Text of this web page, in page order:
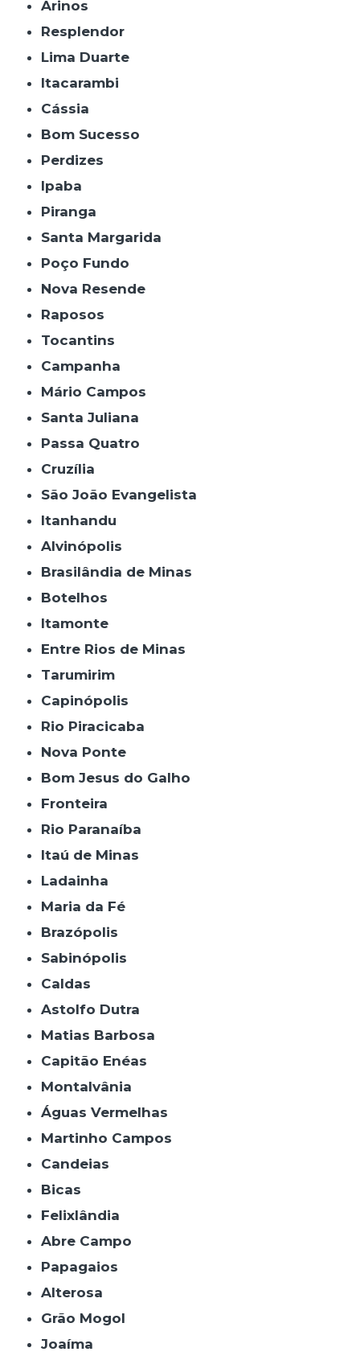
Arinos
Resplendor
Lima Duarte
Itacarambi
Cássia
Bom Sucesso
Perdizes
Ipaba
Piranga
Santa Margarida
Poço Fundo
Nova Resende
Raposos
Tocantins
Campanha
Mário Campos
Santa Juliana
Passa Quatro
Cruzília
São João Evangelista
Itanhandu
Alvinópolis
Brasilândia de Minas
Botelhos
Itamonte
Entre Rios de Minas
Tarumirim
Capinópolis
Rio Piracicaba
Nova Ponte
Bom Jesus do Galho
Fronteira
Rio Paranaíba
Itaú de Minas
Ladainha
Maria da Fé
Brazópolis
Sabinópolis
Caldas
Astolfo Dutra
Matias Barbosa
Capitão Enéas
Montalvânia
Águas Vermelhas
Martinho Campos
Candeias
Bicas
Felixlândia
Abre Campo
Papagaios
Alterosa
Grão Mogol
Joaíma